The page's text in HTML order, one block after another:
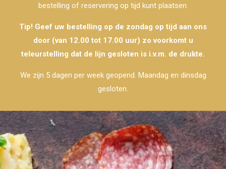
bestelling of reservering op tijd kunt plaatsen.
Tip! Geef uw bestelling op de zondag op tijd aan ons
door (van 12.00 tot 17.00 uur) zo voorkomt u
teleurstelling dat de lijn gesloten is i.v.m. de drukte.
We zijn 5 dagen per week geopend. Maandag en dinsdag
gesloten.